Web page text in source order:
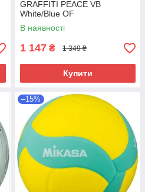
GRAFFITI PEACE VB
White/Blue OF
В наявності
1 147 ₴ 1 349 ₴
Купити
–15%